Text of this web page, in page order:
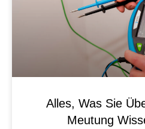
Alles, Was Sie
Meutung